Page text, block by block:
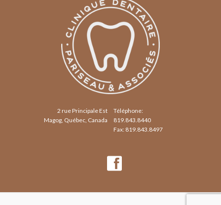
Téléphone:
819.843.8440
Fax: 819.843.8497
2 rue Principale Est
Magog, Québec, Canada